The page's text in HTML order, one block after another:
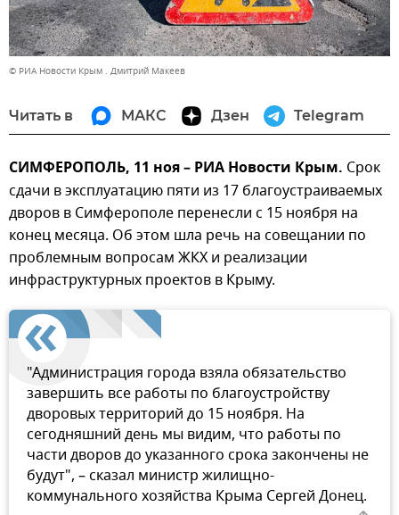
© РИА Новости Крым . Дмитрий Макеев
Читать в МАКС Дзен Telegram
СИМФЕРОПОЛЬ, 11 ноя – РИА Новости Крым. Срок
сдачи в эксплуатацию пяти из 17 благоустраиваемых
дворов в Симферополе перенесли с 15 ноября на
конец месяца. Об этом шла речь на совещании по
проблемным вопросам ЖКХ и реализации
инфраструктурных проектов в Крыму.
"Администрация города взяла обязательство
завершить все работы по благоустройству
дворовых территорий до 15 ноября. На
сегодняшний день мы видим, что работы по
части дворов до указанного срока закончены не
будут", – сказал министр жилищно-
коммунального хозяйства Крыма Сергей Донец.